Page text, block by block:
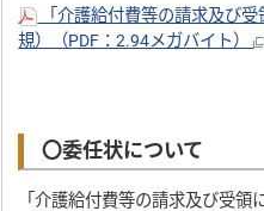
「介護給付費等の請求及び
規）（PDF：2.94メガバイト）
〇委任状について
「介護給付費等の請求及び受領